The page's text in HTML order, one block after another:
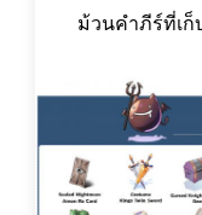
ม้วนคำภีร์ที่เก็